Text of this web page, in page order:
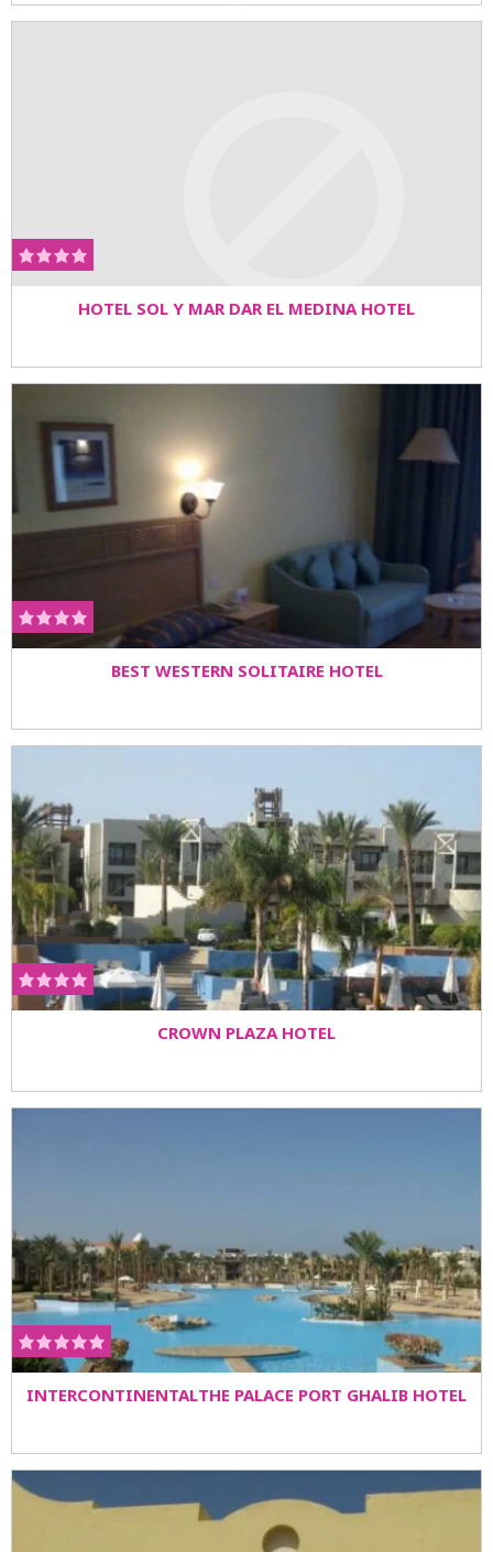
HOTEL SOL Y MAR DAR EL MEDINA HOTEL
BEST WESTERN SOLITAIRE HOTEL
CROWN PLAZA HOTEL
INTERCONTINENTALTHE PALACE PORT GHALIB HOTEL